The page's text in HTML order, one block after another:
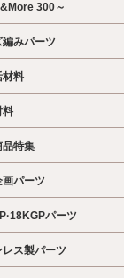
300～
編みパーツ
材料
料
品特集
画パーツ
パーツ
レス製パーツ